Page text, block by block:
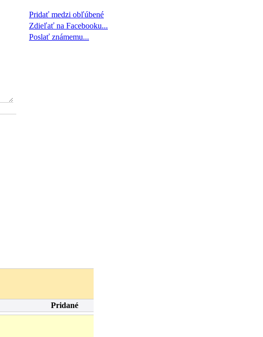
Pridať medzi obľúbené
Zdieľať na Facebooku...
Poslať známemu...
Pridané